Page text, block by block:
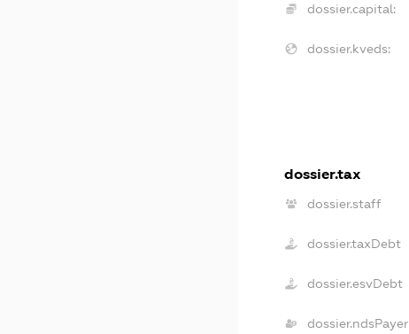
dossier.capital:
dossier.kveds:
dossier.tax
dossier.staff
dossier.taxDebt
dossier.esvDebt
dossier.ndsPayer